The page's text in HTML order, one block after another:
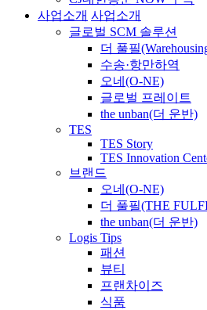
사업소개 사업소개
글로벌 SCM 솔루션
더 풀필
수송·항만하역
오네(O-NE)
글로벌 프레이트
the unban(더 운반)
TES
TES Story
TES Innovation
브랜드
오네(O-NE)
더 풀필(THE
the unban(더 운반)
Logis Tips
패션
뷰티
프랜차이즈
식품